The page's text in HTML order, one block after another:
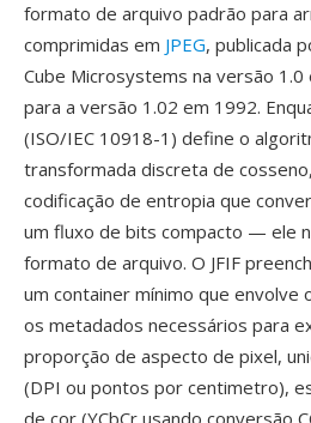
formato de arquivo padrão para
comprimidas em JPEG, publicada
Cube Microsystems na versão
para a versão 1.02 em 1992.
(ISO/IEC 10918-1) define o
transformada discreta de
codificação de entropia que
um fluxo de bits compacto — ele
formato de arquivo. O JFIF
um container mínimo que envolve
os metadados necessários para
proporção de aspecto de pixel,
(DPI ou pontos por centimetro),
de cor (YCbCr usando conversão